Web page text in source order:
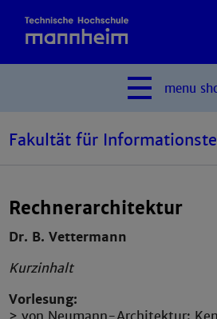
menu
Fakultät für
Rechnerarchitektur
Dr. B. Vettermann
Kurzinhalt
Vorlesung: